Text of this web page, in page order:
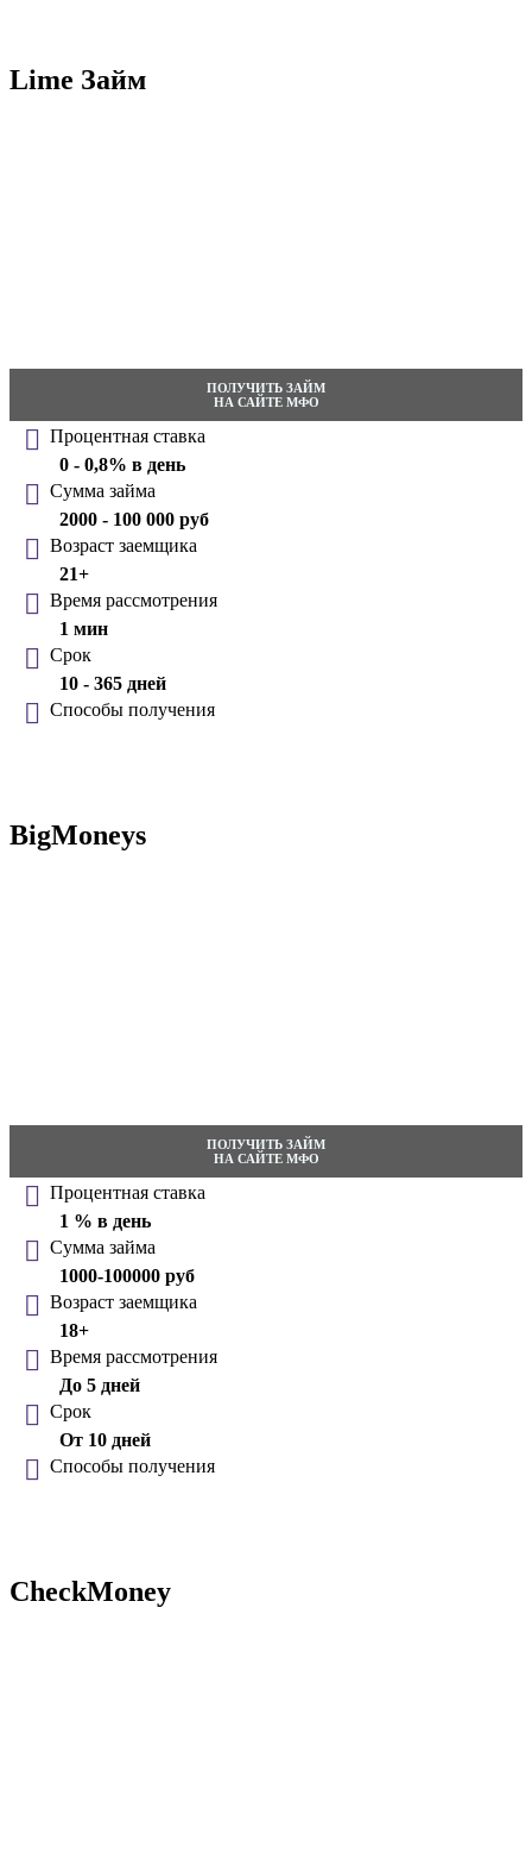
Lime Займ
ПОЛУЧИТЬ ЗАЙМ
НА САЙТЕ МФО
Процентная ставка
0 - 0,8% в день
Сумма займа
2000 - 100 000 руб
Возраст заемщика
21+
Время рассмотрения
1 мин
Срок
10 - 365 дней
Способы получения
BigMoneys
ПОЛУЧИТЬ ЗАЙМ
НА САЙТЕ МФО
Процентная ставка
1 % в день
Сумма займа
1000-100000 руб
Возраст заемщика
18+
Время рассмотрения
До 5 дней
Срок
От 10 дней
Способы получения
CheckMoney